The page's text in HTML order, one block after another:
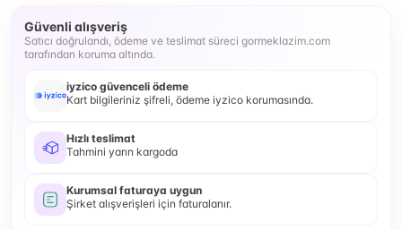
Güvenli alışveriş
Satıcı doğrulandı, ödeme ve teslimat süreci gormeklazim.com
tarafından koruma altında.
iyzico güvenceli ödeme
Kart bilgileriniz şifreli, ödeme iyzico korumasında.
Hızlı teslimat
Tahmini yarın kargoda
Kurumsal faturaya uygun
Şirket alışverişleri için faturalanır.